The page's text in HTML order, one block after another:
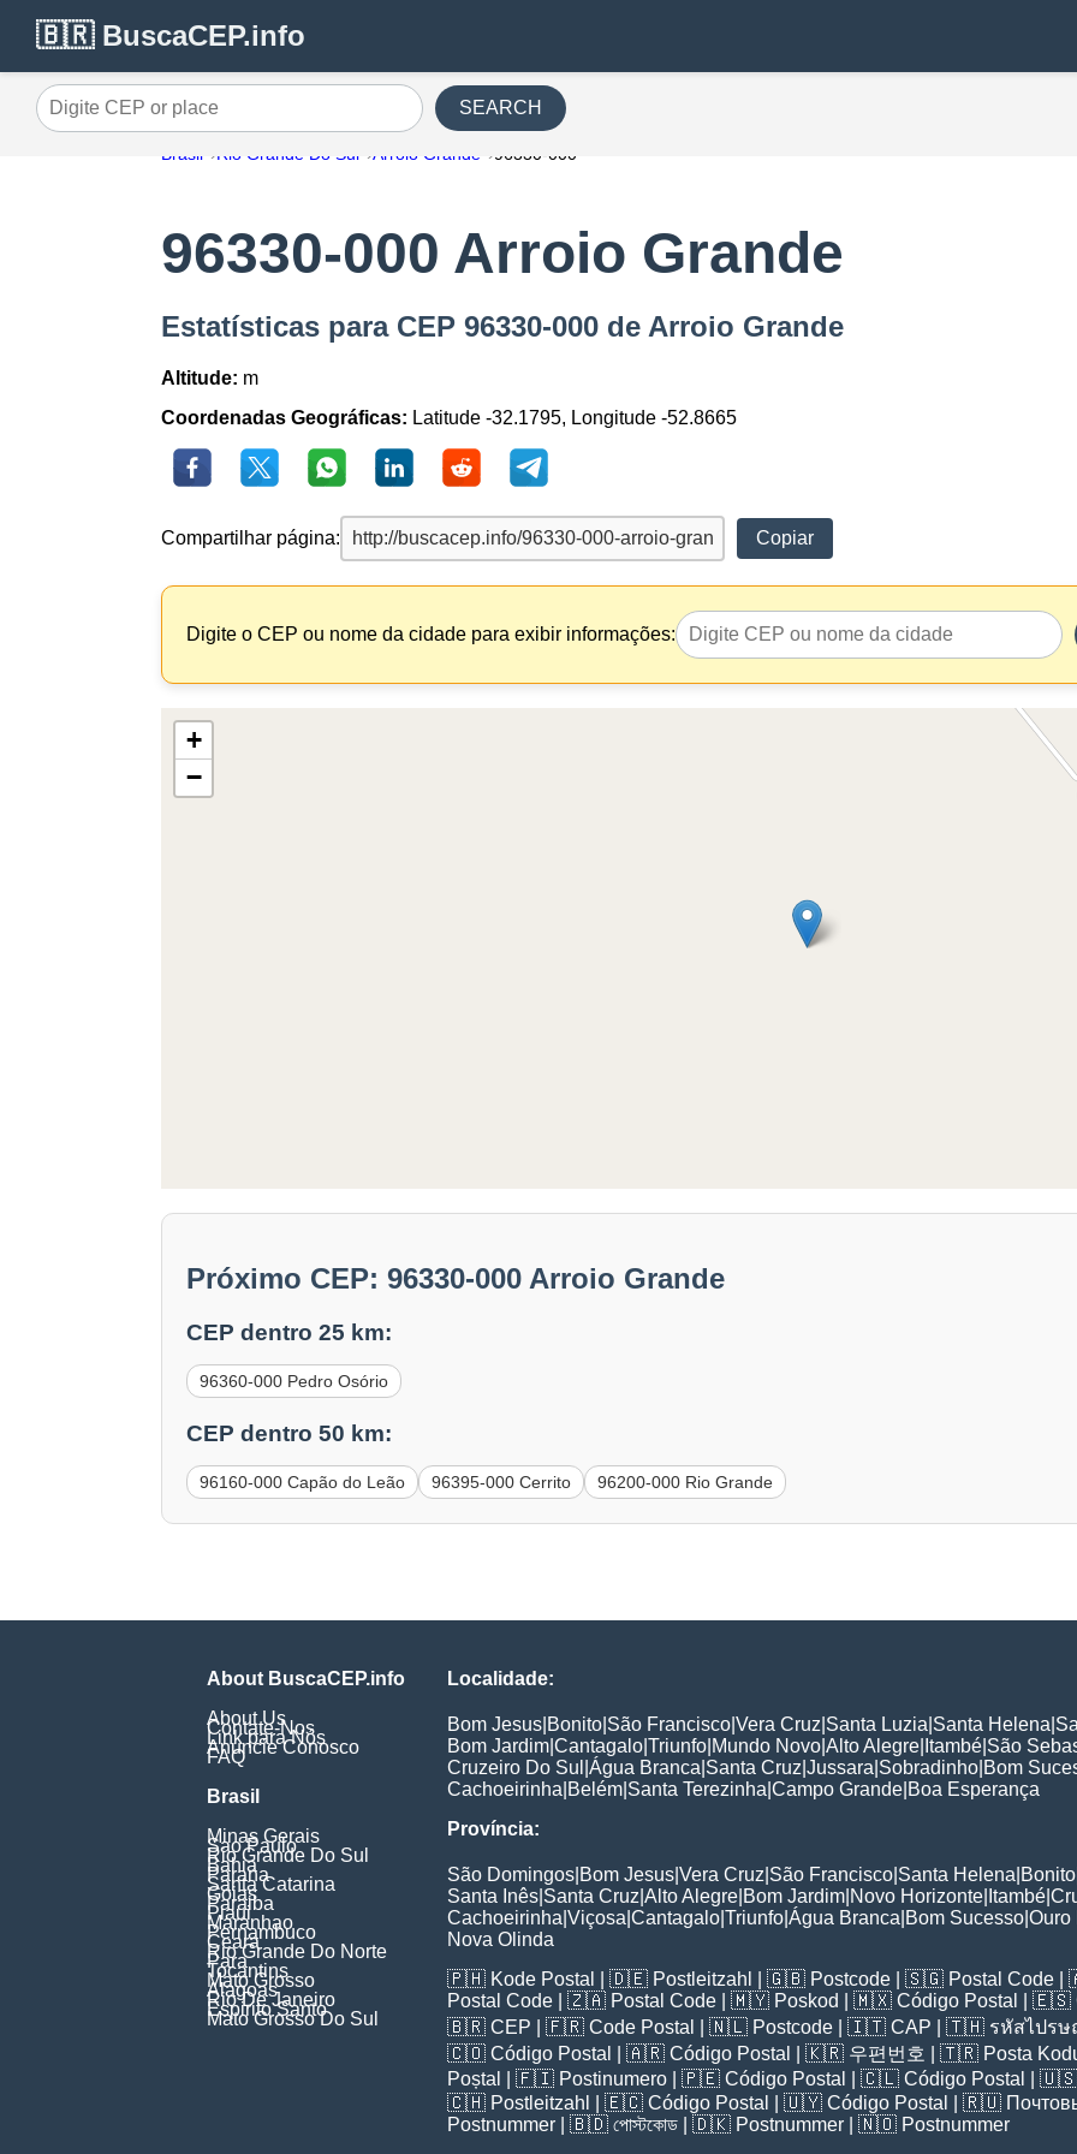
🇧🇷 BuscaCEP.info
Digite CEP or place SEARCH
Brasil Rio Grande Do Sul Arroio Grande 96330-000
96330-000 Arroio Grande
Estatísticas para CEP 96330-000 de Arroio Grande
Altitude: m
Coordenadas Geográficas: Latitude -32.1795, Longitude -52.8665
Compartilhar página: Copiar
Digite o CEP ou nome da cidade para exibir informações:
+
−
Próximo CEP: 96330-000 Arroio Grande
CEP dentro 25 km:
96360-000 Pedro Osório
CEP dentro 50 km:
96160-000 Capão do Leão 96395-000 Cerrito 96200-000 Rio Grande
About BuscaCEP.info
About Us
Contate-Nos
Link para Nós
Anuncie Conosco
FAQ
Brasil
Minas Gerais
Sao Paulo
Rio Grande Do Sul
Bahia
Parana
Santa Catarina
Goias
Paraiba
Piaui
Maranhao
Pernambuco
Ceara
Rio Grande Do Norte
Para
Tocantins
Mato Grosso
Alagoas
Rio De Janeiro
Espirito Santo
Mato Grosso Do Sul
Localidade:
Bom Jesus Bonito São Francisco Vera Cruz Santa Luzia Santa Helena
Bom Jardim Cantagalo Triunfo Mundo Novo Alto Alegre Itambé São
Cruzeiro Do Sul Água Branca Santa Cruz Jussara Sobradinho Bom
Cachoeirinha Belém Santa Terezinha Campo Grande Boa Esperança
Província:
São Domingos Bom Jesus Vera Cruz São Francisco Santa Helena Bonito
Santa Inês Santa Cruz Alto Alegre Bom Jardim Novo Horizonte Itambé
Cachoeirinha Viçosa Cantagalo Triunfo Água Branca Bom Sucesso Ouro
Nova Olinda
🇵🇭 Kode Postal | 🇩🇪 Postleitzahl | 🇬🇧 Postcode | 🇸🇬 Postal Code |
Postal Code | 🇿🇦 Postal Code | 🇲🇾 Poskod | 🇲🇽 Código Postal | 🇪🇸
🇧🇷 CEP | 🇫🇷 Code Postal | 🇳🇱 Postcode | 🇮🇹 CAP | 🇹🇭 รหัสไปร
🇨🇴 Código Postal | 🇦🇷 Código Postal | 🇰🇷 우편번호 | 🇹🇷 Posta
Poștal
| 🇫🇮 Postinumero | 🇵🇪 Código Postal | 🇨🇱 Código Postal | 🇺🇸
🇨🇭 Postleitzahl | 🇪🇨 Código Postal | 🇺🇾 Código Postal | 🇷🇺
Postnummer | 🇧🇩 পোস্টকোড | 🇩🇰 Postnummer | 🇳🇴 Postnummer